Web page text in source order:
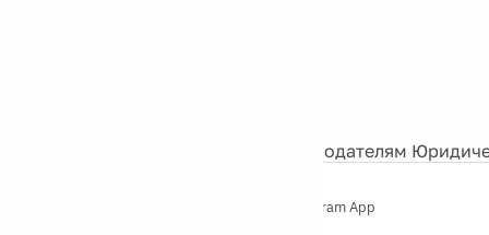
Рекламодателям
Telegram App